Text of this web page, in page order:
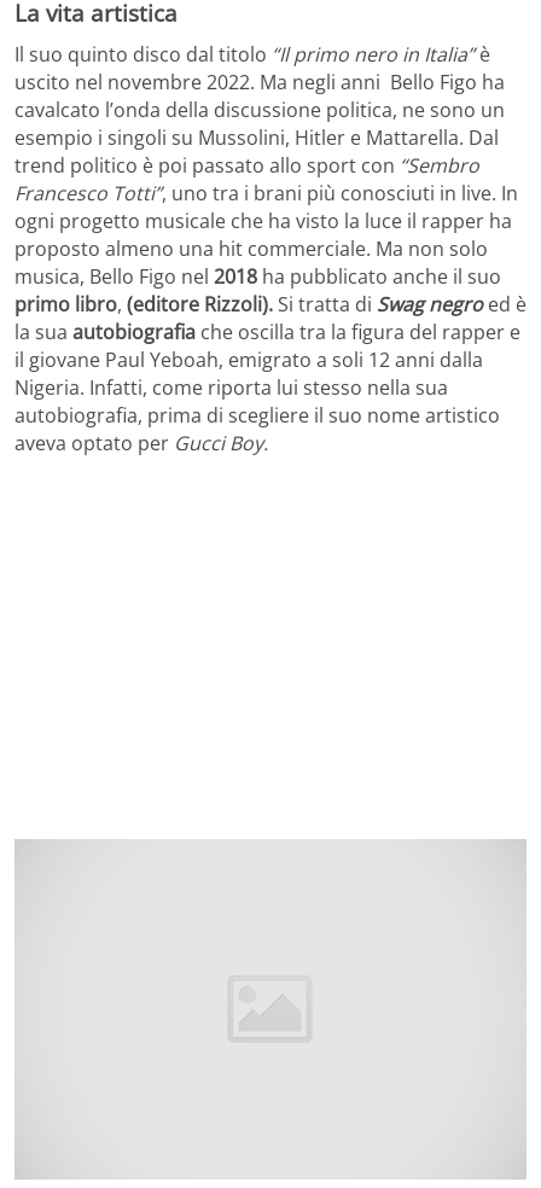
La vita artistica
Il suo quinto disco dal titolo “Il primo nero in Italia”è
uscito nel novembre 2022. Ma negli anni Bello Figo ha
cavalcato l’onda della discussione politica, ne sono un
esempio i singoli su Mussolini, Hitler e Mattarella. Dal
trend politico è poi passato allo sport con “Sembro
Francesco Totti”, uno tra i brani più conosciuti in live. In
ogni progetto musicale che ha visto la luce il rapper ha
proposto almeno una hit commerciale. Ma non solo
musica, Bello Figo nel 2018 ha pubblicato anche il suo
primo libro, (editore Rizzoli).Si tratta di Swag negro ed è
la sua autobiografia che oscilla tra la figura del rapper e
il giovane Paul Yeboah, emigrato a soli 12 anni dalla
Nigeria. Infatti, come riporta lui stesso nella sua
autobiografia, prima di scegliere il suo nome artistico
aveva optato per Gucci Boy.